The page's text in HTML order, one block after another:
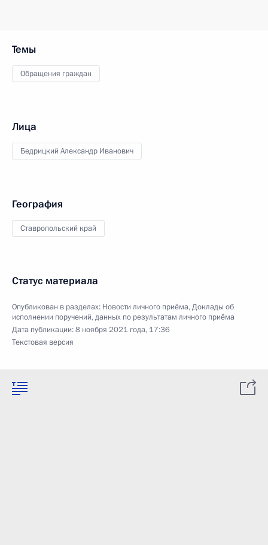
Темы
Обращения граждан
Лица
Бедрицкий Александр Иванович
География
Ставропольский край
Статус материала
Опубликован в разделах: Новости личного приёма,Доклады об
исполнении поручений, данных по результатам личного приёма
Дата публикации:8 ноября 2021 года, 17:36
Текстовая версия